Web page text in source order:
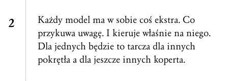
Każdy model ma w sobie coś ekstra. Co
przykuwa uwagę. I kieruje właśnie na niego.
Dla jednych będzie to tarcza dla innych
pokrętła a dla jeszcze innych koperta.